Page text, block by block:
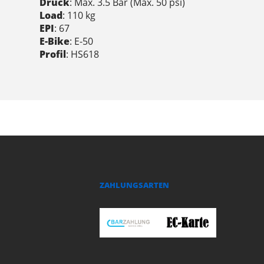
Load: 110 kg
EPI: 67
E-Bike: E-50
Profil: HS618
ZAHLUNGSARTEN